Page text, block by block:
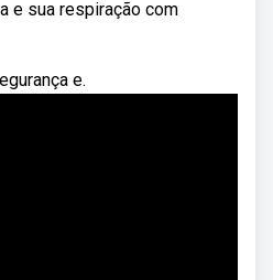
e sua respiração com
e.